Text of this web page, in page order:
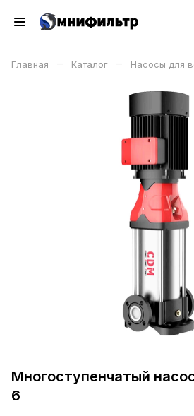
Главная – Каталог – Насосы для
Многоступенчатый насос
6